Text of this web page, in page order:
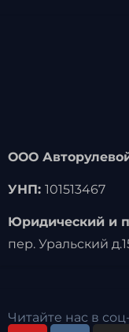
ООО
УНП: 101513467
Юридический и
пер. Уральский
Читайте нас в